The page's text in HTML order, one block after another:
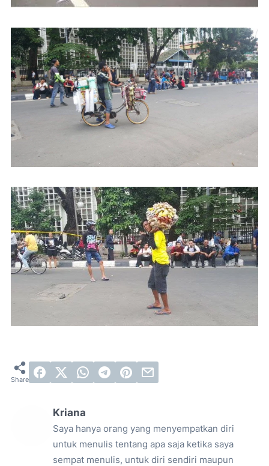
Kriana
Saya hanya orang yang menyempatkan diri
untuk menulis tentang apa saja ketika saya
sempat menulis, untuk diri sendiri maupun